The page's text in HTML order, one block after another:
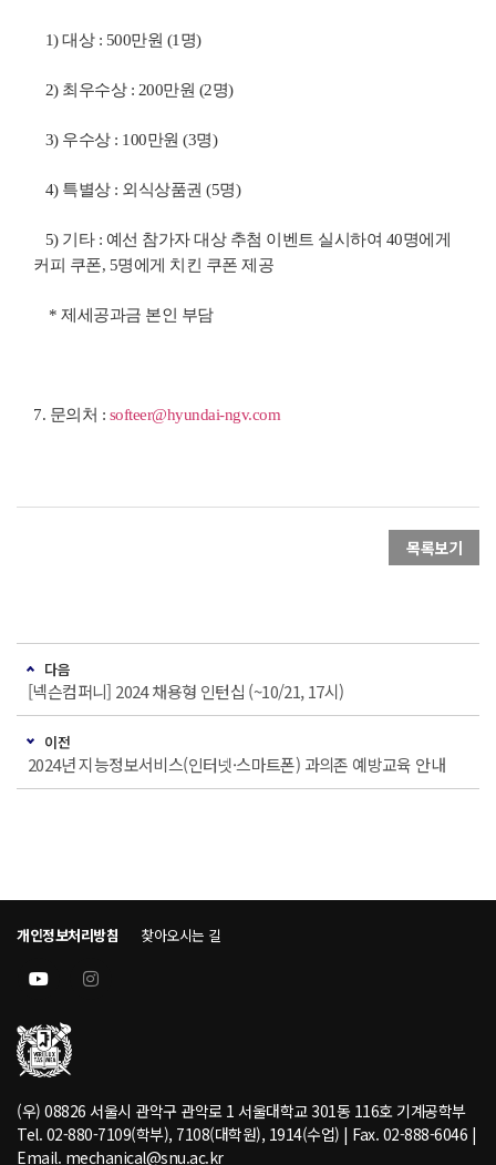
1)대상: 500만원 (1 명)
2) 최우수상: 200만원 (2명)
3) 우수상: 100만원 (3명)
4) 특별상: 외식상품권 (5명)
5) 기타: 예선 참가자 대상 추첨 이벤트 실시하여 40명에게
커피 쿠폰, 5명에게 치킨 쿠폰 제공
* 제세공과금 본인 부담
7. 문의처 : softeer@hyundai-ngv.com
목록보기
다음
[넥슨컴퍼니] 2024 채용형 인턴십 (~10/21, 17시)
이전
2024년 지능정보서비스(인터넷·스마트폰) 과의존 예방교육 안내
개인정보처리방침 찾아오시는 길
(우) 08826 서울시 관악구 관악로 1 서울대학교 301동 116호 기계공학부
Tel. 02-880-7109(학부), 7108(대학원), 1914(수업) | Fax. 02-888-6046 |
Email. mechanical@snu.ac.kr